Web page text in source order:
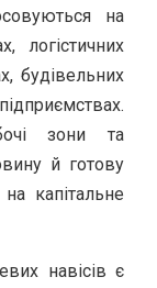
на
логістичних
будівельних
зони та
й готову
капітальне
навісів є